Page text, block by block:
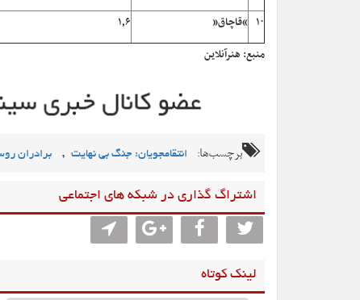
۱۰ “قاچاق” ۱٫۶
منبع: هنرآنلاین
برچسب‌ها: انتقامجویان: جنگ بی نهایت , برادران
اشتراگ گذاری در شبکه های اجتماعی
لینک کوتاه